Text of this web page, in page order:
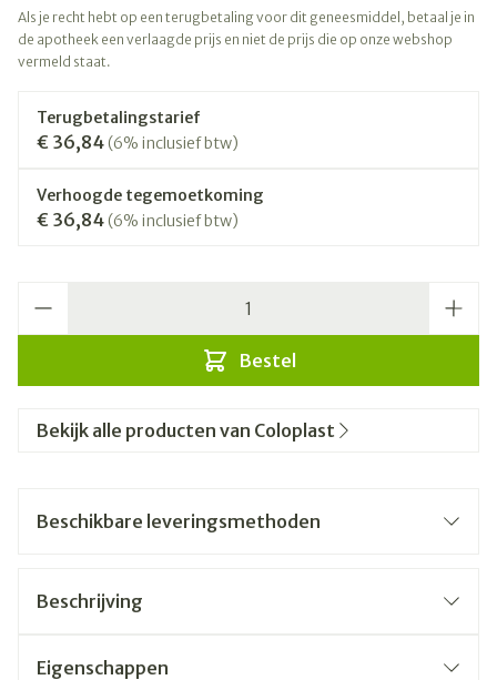
Als je recht hebt op een terugbetaling voor dit geneesmiddel, betaal je in
de apotheek een verlaagde prijs en niet de prijs die op onze webshop
vermeld staat.
Terugbetalingstarief
€ 36,84(6% inclusief btw)
Verhoogde tegemoetkoming
€ 36,84(6% inclusief btw)
Bestel
Bekijk alle producten van Coloplast
Beschikbare leveringsmethoden
Beschrijving
Eigenschappen